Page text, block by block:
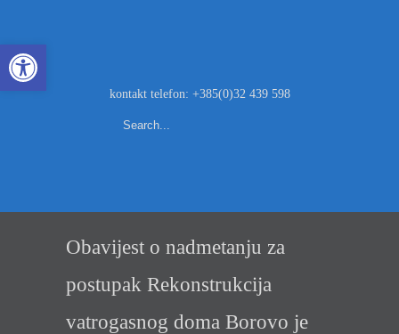
kontakt telefon: +385(0)32 439 598
Obavijest o nadmetanju za
postupak Rekonstrukcija
vatrogasnog doma Borovo je
Open toolbar